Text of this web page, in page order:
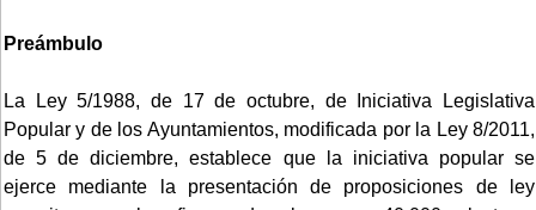
Preámbulo
La Ley 5/1988, de 17 de octubre, de Iniciativa Legislativa
Popular y de los Ayuntamientos, modificada por la Ley 8/2011,
de 5 de diciembre, establece que la iniciativa popular se
ejerce mediante la presentación de proposiciones de ley